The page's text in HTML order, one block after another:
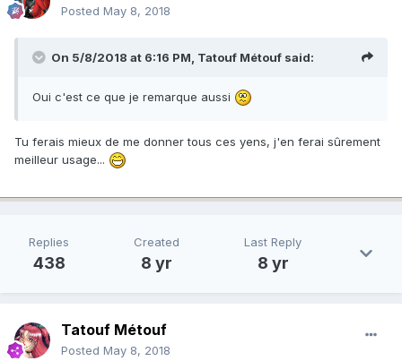
Posted May 8, 2018
On 5/8/2018 at 6:16 PM, Tatouf Métouf said:
Oui c'est ce que je remarque aussi
Tu ferais mieux de me donner tous ces yens, j'en ferai sûrement
meilleur usage...
Replies
438
Created
8 yr
Last Reply
8 yr
Tatouf Métouf
Posted May 8, 2018